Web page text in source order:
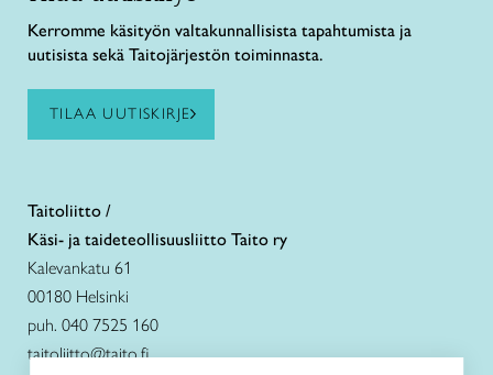
Kerromme käsityön valtakunnallisista tapahtumista ja
uutisista sekä Taitojärjestön toiminnasta.
TILAA UUTISKIRJE
Taitoliitto /
Käsi- ja taideteollisuusliitto Taito ry
Kalevankatu 61
00180 Helsinki
puh. 040 7525 160
taitoliitto@taito.fi